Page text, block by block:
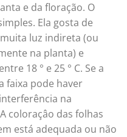
e da floração. O
Ela gosta de
luz indireta (ou
na planta) e
18 ° e 25 ° C. Se a
faixa pode haver
na
coloraçâo das folhas
está adequada ou não